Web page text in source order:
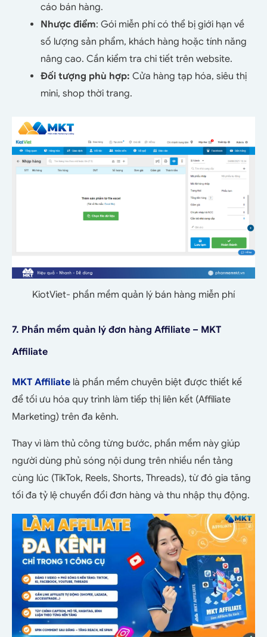
cáo bán hàng.
Nhược điểm: Gói miễn phí có thể bị giới hạn về
số lượng sản phẩm, khách hàng hoặc tính năng
nâng cao. Cần kiểm tra chi tiết trên website.
Đối tượng phù hợp: Cửa hàng tạp hóa, siêu thị
mini, shop thời trang.
KiotViet- phần mềm quản lý bán hàng miễn phí
7. Phần mềm quản lý đơn hàng Affiliate – MKT
Affiliate
MKT Affiliate là phần mềm chuyên biệt được thiết kế
để tối ưu hóa quy trình làm tiếp thị liên kết (Affiliate
Marketing) trên đa kênh.
Thay vì làm thủ công từng bước, phần mềm này giúp
người dùng phủ sóng nội dung trên nhiều nền tảng
cùng lúc (TikTok, Reels, Shorts, Threads), từ đó gia tăng
tối đa tỷ lệ chuyển đổi đơn hàng và thu nhập thụ động.